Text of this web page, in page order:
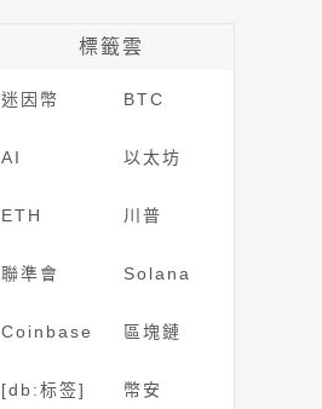
標籤雲
迷因幣 BTC
AI 以太坊
ETH 川普
聯準會 Solana
Coinbase 區塊鏈
[db:标签] 幣安